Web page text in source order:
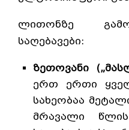
ლითონზე
საღებავები:
ზეთოვანი
ერთ ერთი
სახეობაა
მრავალი